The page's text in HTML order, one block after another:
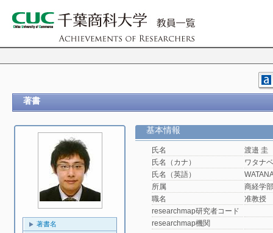
著書
著書名
基本情報
氏名
渡邉 圭
氏名（カナ）
ワタナ
氏名（英語）
所属
商経学部
職名
准教授
researchmap研究者コード
researchmap機関